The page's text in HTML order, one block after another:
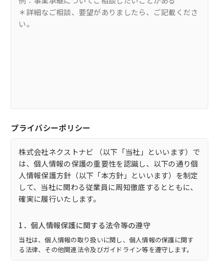
プライバシーポリシー
株式会社ネクストナビ （以下「当社」といいます）で
は、個人情報の保護の重要性を認識し、以下の通り個
人情報保護方針（以下「本方針」といいます）を制定
して、当社に関わる従業員に周知徹底するとともに、
確実に履行いたします。
1．個人情報保護に関する法令等の遵守
当社は、個人情報の取り扱いに関し、個人情報の保護に関す
る法律、その他関連法令及びガイドライン等を遵守します。